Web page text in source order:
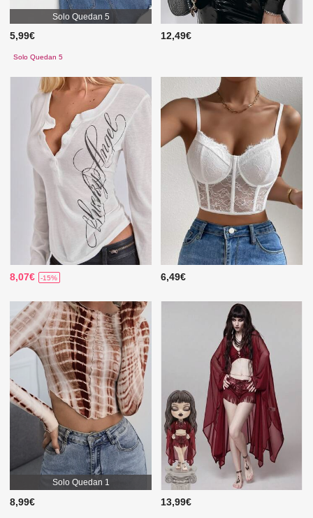
Solo Quedan 5
5,99€
Solo Quedan 5
12,49€
8,07€ -15% 6,49€
Solo Quedan 1
8,99€ 13,99€